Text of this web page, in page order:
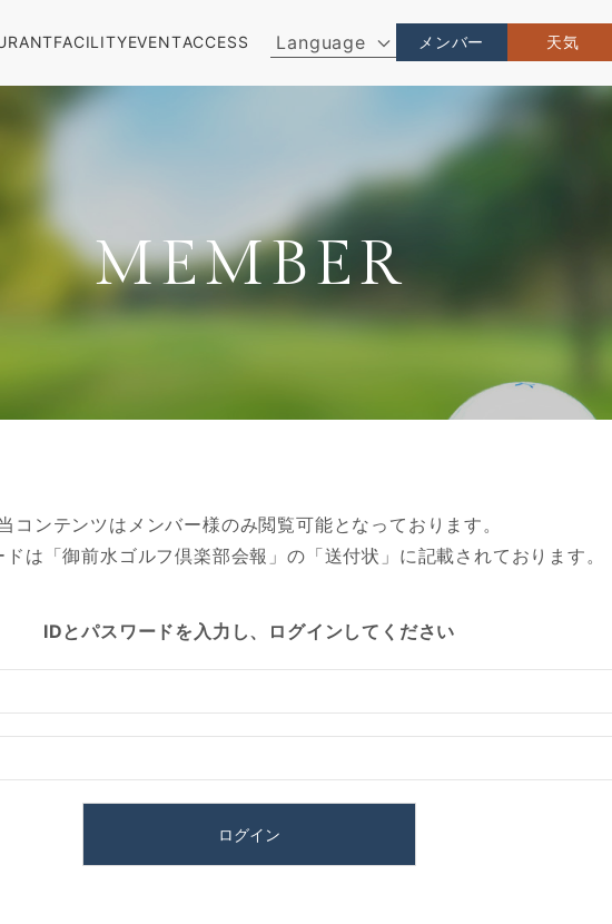
FACILITYEVENTACCESS Language メンバー 天気
MEMBER
コンテンツはメンバー様のみ閲覧可能となっております。
は「御前水ゴルフ倶楽部会報」の「送付状」に記載されております。
IDとパスワードを入力し、ログインしてください